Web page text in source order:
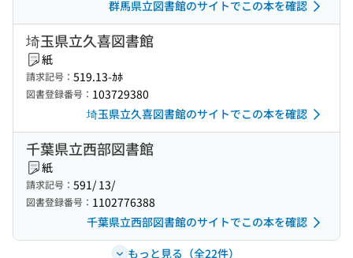
群馬県立図書館のサイトでこの本を確認
埼玉県立久喜図書館
紙
請求記号： 519.13-ｶﾎ
図書登録番号： 103729380
埼玉県立久喜図書館のサイトでこの本を確認
千葉県立西部図書館
紙
請求記号： 591/ 13/
図書登録番号： 1102776388
千葉県立西部図書館のサイトでこの本を確認
もっと見る（全22件）